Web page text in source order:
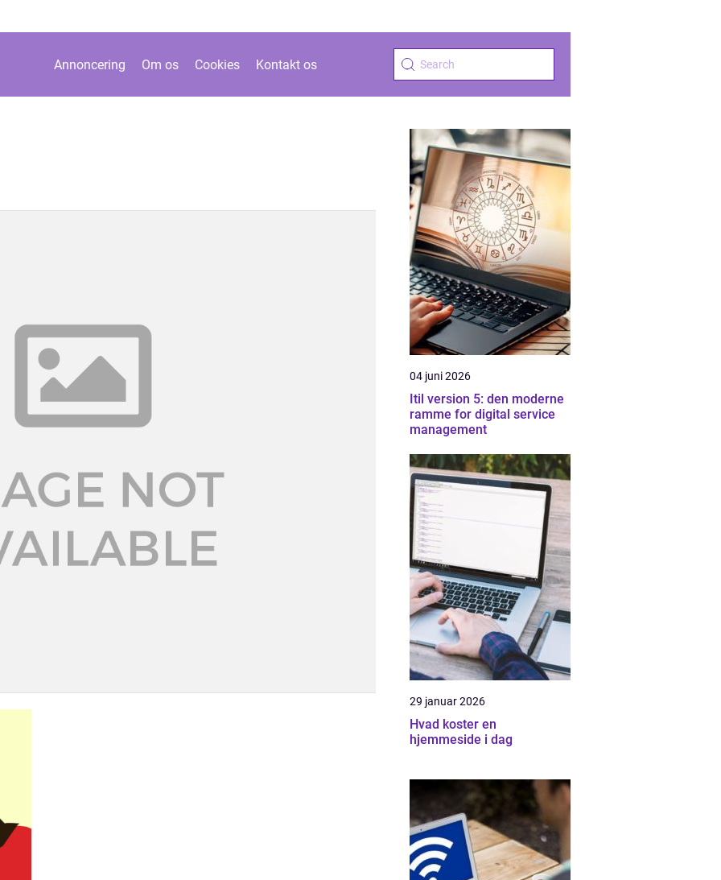
Annoncering Om os Cookies Kontakt os
04 juni 2026
Itil version 5: den moderne
ramme for digital service
management
29 januar 2026
Hvad koster en
hjemmeside i dag